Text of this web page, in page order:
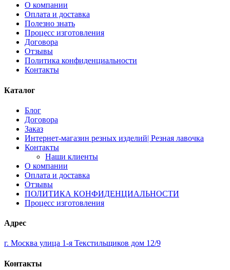
О компании
Оплата и доставка
Полезно знать
Процесс изготовления
Договора
Отзывы
Политика конфиденциальности
Контакты
Каталог
Блог
Договора
Заказ
Интернет-магазин резных изделий| Резная лавочка
Контакты
Наши клиенты
О компании
Оплата и доставка
Отзывы
ПОЛИТИКА КОНФИДЕНЦИАЛЬНОСТИ
Процесс изготовления
Адрес
г. Москва улица 1-я Текстильщиков дом 12/9
Контакты